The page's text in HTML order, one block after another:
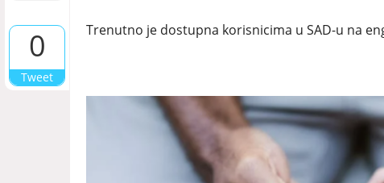
0
Tweet
Trenutno je dostupna korisnicima u SAD-u na